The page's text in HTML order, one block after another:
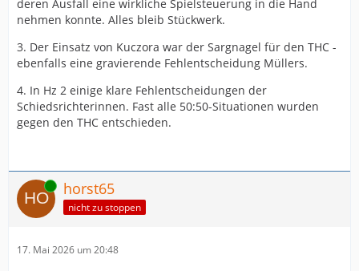
deren Ausfall eine wirkliche Spielsteuerung in die Hand
nehmen konnte. Alles bleib Stückwerk.
3. Der Einsatz von Kuczora war der Sargnagel für den THC -
ebenfalls eine gravierende Fehlentscheidung Müllers.
4. In Hz 2 einige klare Fehlentscheidungen der
Schiedsrichterinnen. Fast alle 50:50-Situationen wurden
gegen den THC entschieden.
Online horst65
nicht zu stoppen
17. Mai 2026 um 20:48